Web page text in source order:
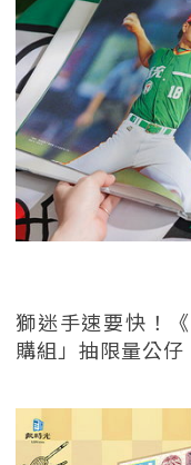
獅迷手速要快！
購組」抽限量公仔